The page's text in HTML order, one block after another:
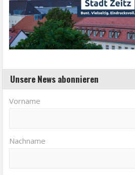
Unsere News abonnieren
Vorname
Nachname